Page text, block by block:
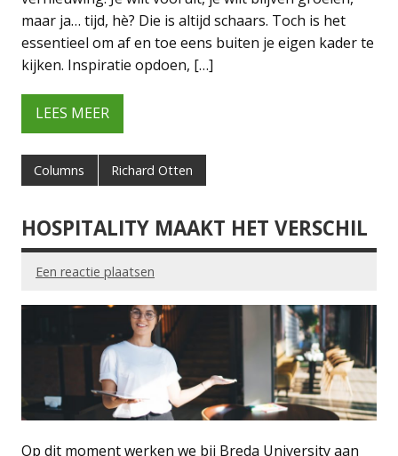
maar ja… tijd, hè? Die is altijd schaars. Toch is het
essentieel om af en toe eens buiten je eigen kader te
kijken. Inspiratie opdoen, […]
LEES MEER
Columns Richard Otten
HOSPITALITY MAAKT HET VERSCHIL
Een reactie plaatsen
Op dit moment werken we bij Breda University aan